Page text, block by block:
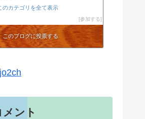
究所
くり│ハウスメーカーで注文住宅を建てよう
ょのおうち
のカテゴリを全て表示
参加する
このブログに投票する
ント